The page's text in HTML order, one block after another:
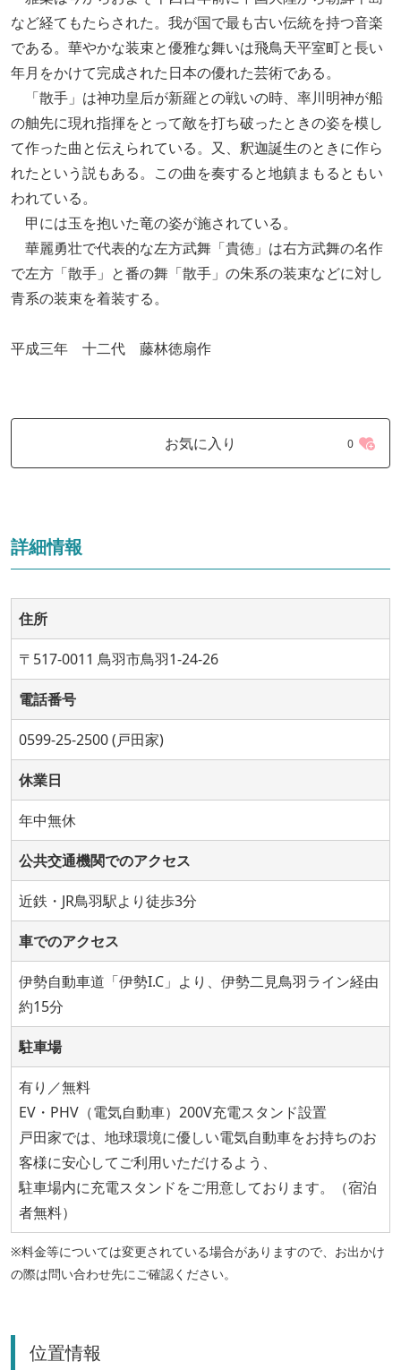
など経てもたらされた。我が国で最も古い伝統を持つ音楽
である。華やかな装束と優雅な舞いは飛鳥天平室町と長い
年月をかけて完成された日本の優れた芸術である。
「散手」は神功皇后が新羅との戦いの時、率川明神が船
の舳先に現れ指揮をとって敵を打ち破ったときの姿を模し
て作った曲と伝えられている。又、釈迦誕生のときに作ら
れたという説もある。この曲を奏すると地鎮まもるともい
われている。
甲には玉を抱いた竜の姿が施されている。
華麗勇壮で代表的な左方武舞「貴徳」は右方武舞の名作
で左方「散手」と番の舞「散手」の朱系の装束などに対し
青系の装束を着装する。
平成三年 十二代 藤林徳扇作
お気に入り 0
詳細情報
住所
〒517-0011 鳥羽市鳥羽1-24-26
電話番号
0599-25-2500 (戸田家)
休業日
年中無休
公共交通機関でのアクセス
近鉄・JR鳥羽駅より徒歩3分
車でのアクセス
伊勢自動車道「伊勢I.C」より、伊勢二見鳥羽ライン経由
約15分
駐車場
有り／無料
EV・PHV（電気自動車）200V充電スタンド設置
戸田家では、地球環境に優しい電気自動車をお持ちのお
客様に安心してご利用いただけるよう、
駐車場内に充電スタンドをご用意しております。（宿泊
者無料）
※料金等については変更されている場合がありますので、お出かけ
の際は問い合わせ先にご確認ください。
位置情報